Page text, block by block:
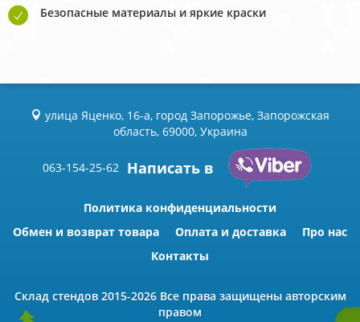
Безопасные материалы и яркие краски
улица Яценко, 16-а, город Запорожье, Запорожская
область, 69000, Украина
063-154-25-62 Написать в
Политика конфиденциальности
Обмен и возврат товара
Оплата и доставка
Про нас
Контакты
Склад стендов2015-2026 Всe права защищены авторским
правом